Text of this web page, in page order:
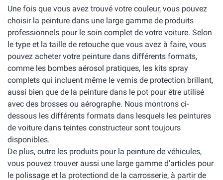
Une fois que vous avez trouvé votre couleur, vous pouvez
choisir la peinture dans une large gamme de produits
professionnels pour le soin complet de votre voiture. Selon
le type et la taille de retouche que vous avez à faire, vous
pouvez acheter votre peinture dans différents formats,
comme les bombes aérosol pratiques, les kits spray
complets qui incluent même le vernis de protection brillant,
aussi bien que de la peinture dans le pot pour être utilisé
avec des brosses ou aérographe. Nous montrons ci-
dessous les différents formats dans lesquels les peintures
de voiture dans teintes constructeur sont toujours
disponibles.
De plus, outre les produits pour la peinture de véhicules,
vous pouvez trouver aussi une large gamme d'articles pour
le polissage et la protectiond de la carrosserie, à partir de